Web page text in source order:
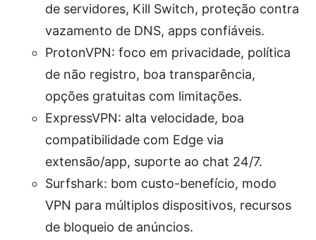
de servidores, Kill Switch, proteção contra
vazamento de DNS, apps confiáveis.
ProtonVPN: foco em privacidade, política
de não registro, boa transparência,
opções gratuitas com limitações.
ExpressVPN: alta velocidade, boa
compatibilidade com Edge via
extensão/app, suporte ao chat 24/7.
Surfshark: bom custo-benefício, modo
VPN para múltiplos dispositivos, recursos
de bloqueio de anúncios.